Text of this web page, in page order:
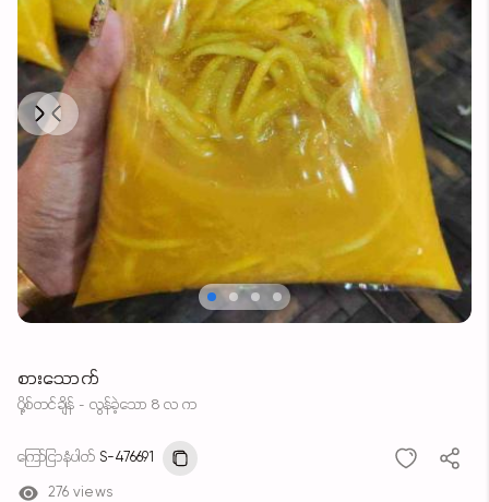
Previous
Next
စားသောက်
ပို့စ်တင်ချိန် - လွန်ခဲ့သော 8 လ က
ကြော်ငြာနံပါတ် S-476691
276 views